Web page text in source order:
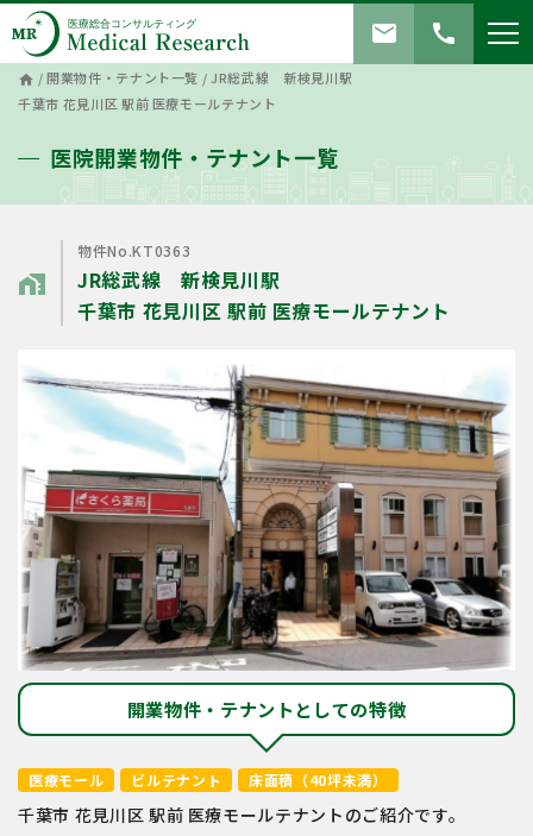
call
mail
home /開業物件・テナント一覧 /JR総武線 新検見川駅
千葉市 花見川区 駅前 医療モールテナント
医院開業物件・テナント一覧
home_work
物件No.KT0363
JR総武線 新検見川駅
千葉市 花見川区 駅前 医療モールテナント
開業物件・テナントとしての特徴
医療モール ビルテナント 床面積（40坪未満）
千葉市 花見川区 駅前 医療モールテナントのご紹介です。